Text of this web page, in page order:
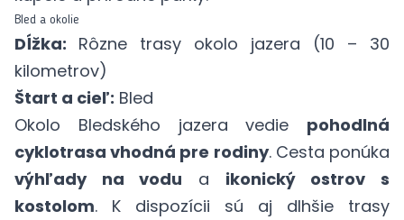
Bled a okolie
Dĺžka: Rôzne trasy okolo jazera (10 – 30
kilometrov)
Štart a cieľ: Bled
Okolo Bledského jazera vedie pohodlná
cyklotrasa vhodná pre rodiny. Cesta ponúka
výhľady na vodu a ikonický ostrov s
kostolom. K dispozícii sú aj dlhšie trasy